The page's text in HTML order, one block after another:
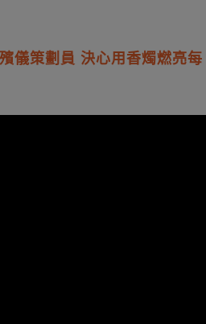
儀策劃員 決心用香燭燃亮每